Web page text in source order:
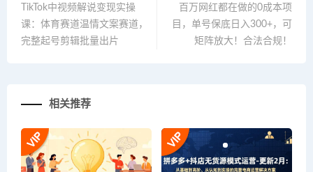
TikTok中视频解说变现实操
课：体育赛道温情文案赛道，
完整起号剪辑批量出片
百万网红都在做的0成本项
目，单号保底日入300+，可
矩阵放大！合法合规！
相关推荐